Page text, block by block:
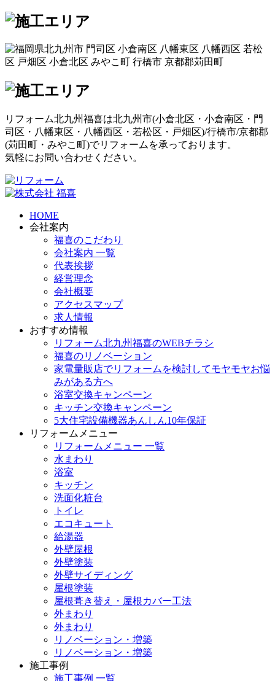
リフォーム北九州福喜は北九州市(小倉北区 ・ 小倉南区 ・ 門
司区 ・ 八幡東区 ・ 八幡西区 ・ 若松区 ・ 戸畑区)/行橋市/京都郡
(苅田町 ・ みやこ町)でリフォームを承っております。
気軽にお問い合わせください。
HOME
会社案内
福喜のこだわり
会社案内 一覧
代表挨拶
経営理念
会社概要
アクセスマップ
求人情報
おすすめ情報
リフォーム北九州福喜のWEBチラシ
福喜のリノベーション
家電量販店でリフォームを検討してモヤモヤお悩
みがある方へ
浴室交換キャンペーン
キッチン交換キャンペーン
5大住宅設備機器あんしん10年保証
リフォームメニュー
リフォームメニュー 一覧
水まわり
浴室
キッチン
洗面化粧台
トイレ
エコキュート
給湯器
外壁屋根
外壁塗装
外壁サイディング
屋根塗装
屋根葺き替え・屋根カバー工法
外まわり
外まわり
リノベーション・増築
リノベーション・増築
施工事例
施工事例 一覧